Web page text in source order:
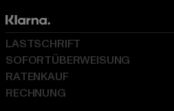
LASTSCHRIFT
SOFORTÜBERWEISUNG
RATENKAUF
RECHNUNG